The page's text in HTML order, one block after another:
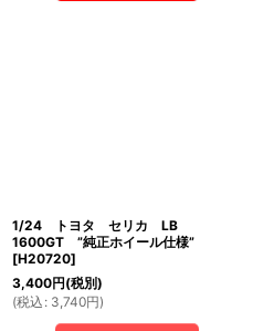
1/24 トヨタ セリカ LB
1600GT ”純正ホイール仕様”
[H20720]
3,400円(税別)
(税込 : 3,740円)